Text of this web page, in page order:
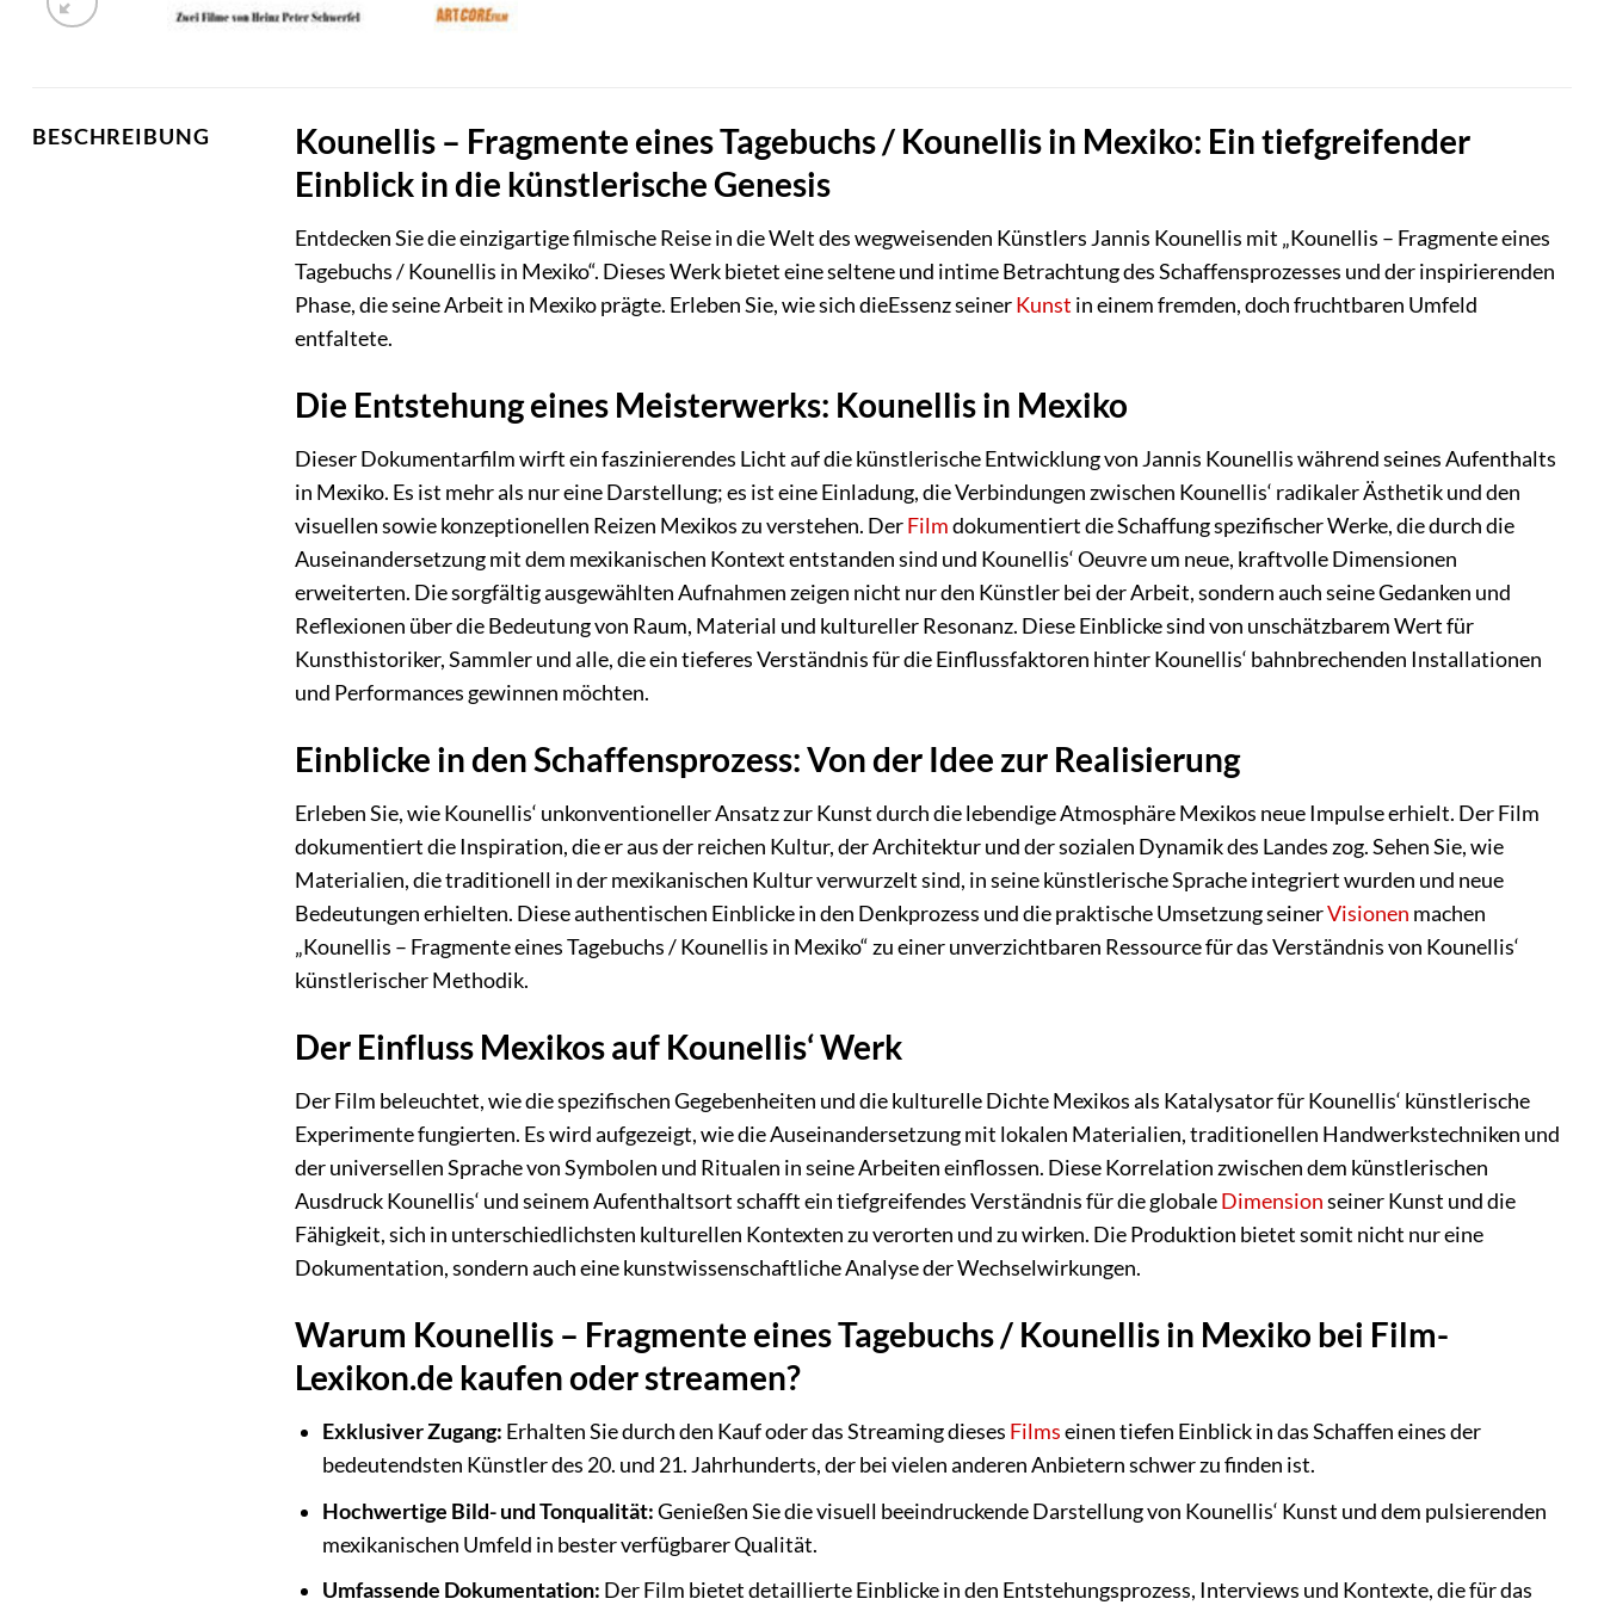
BESCHREIBUNG
Kounellis – Fragmente eines Tagebuchs / Kounellis in Mexiko: Ein tiefgreifender
Einblick in die künstlerische Genesis
Entdecken Sie die einzigartige filmische Reise in die Welt des wegweisenden Künstlers Jannis Kounellis mit „Kounellis – Fragmente eines
Tagebuchs / Kounellis in Mexiko“. Dieses Werk bietet eine seltene und intime Betrachtung des Schaffensprozesses und der inspirierenden
Phase, die seine Arbeit in Mexiko prägte. Erleben Sie, wie sich dieEssenz seinerKunst in einem fremden, doch fruchtbaren Umfeld
entfaltete.
Die Entstehung eines Meisterwerks: Kounellis in Mexiko
Dieser Dokumentarfilm wirft ein faszinierendes Licht auf die künstlerische Entwicklung von Jannis Kounellis während seines Aufenthalts
in Mexiko. Es ist mehr als nur eine Darstellung; es ist eine Einladung, die Verbindungen zwischen Kounellis‘ radikaler Ästhetik und den
visuellen sowie konzeptionellen Reizen Mexikos zu verstehen. DerFilmdokumentiert die Schaffung spezifischer Werke, die durch die
Auseinandersetzung mit dem mexikanischen Kontext entstanden sind und Kounellis‘ Oeuvre um neue, kraftvolle Dimensionen
erweiterten. Die sorgfältig ausgewählten Aufnahmen zeigen nicht nur den Künstler bei der Arbeit, sondern auch seine Gedanken und
Reflexionen über die Bedeutung von Raum, Material und kultureller Resonanz. Diese Einblicke sind von unschätzbarem Wert für
Kunsthistoriker, Sammler und alle, die ein tieferes Verständnis für die Einflussfaktoren hinter Kounellis‘ bahnbrechenden Installationen
und Performances gewinnen möchten.
Einblicke in den Schaffensprozess: Von der Idee zur Realisierung
Erleben Sie, wie Kounellis‘ unkonventioneller Ansatz zur Kunst durch die lebendige Atmosphäre Mexikos neue Impulse erhielt. Der Film
dokumentiert die Inspiration, die er aus der reichen Kultur, der Architektur und der sozialen Dynamik des Landes zog. Sehen Sie, wie
Materialien, die traditionell in der mexikanischen Kultur verwurzelt sind, in seine künstlerische Sprache integriert wurden und neue
Bedeutungen erhielten. Diese authentischen Einblicke in den Denkprozess und die praktische Umsetzung seinerVisionen machen
„Kounellis – Fragmente eines Tagebuchs / Kounellis in Mexiko“ zu einer unverzichtbaren Ressource für das Verständnis von Kounellis‘
künstlerischer Methodik.
Der Einfluss Mexikos auf Kounellis‘ Werk
Der Film beleuchtet, wie die spezifischen Gegebenheiten und die kulturelle Dichte Mexikos als Katalysator für Kounellis‘ künstlerische
Experimente fungierten. Es wird aufgezeigt, wie die Auseinandersetzung mit lokalen Materialien, traditionellen Handwerkstechniken und
der universellen Sprache von Symbolen und Ritualen in seine Arbeiten einflossen. Diese Korrelation zwischen dem künstlerischen
Ausdruck Kounellis‘ und seinem Aufenthaltsort schafft ein tiefgreifendes Verständnis für die globaleDimensionseiner Kunst und die
Fähigkeit, sich in unterschiedlichsten kulturellen Kontexten zu verorten und zu wirken. Die Produktion bietet somit nicht nur eine
Dokumentation, sondern auch eine kunstwissenschaftliche Analyse der Wechselwirkungen.
Warum Kounellis – Fragmente eines Tagebuchs / Kounellis in Mexiko bei Film-
Lexikon.de kaufen oder streamen?
Exklusiver Zugang: Erhalten Sie durch den Kauf oder das Streaming dieses Filmseinen tiefen Einblick in das Schaffen eines der
bedeutendsten Künstler des 20. und 21. Jahrhunderts, der bei vielen anderen Anbietern schwer zu finden ist.
Hochwertige Bild- und Tonqualität:Genießen Sie die visuell beeindruckende Darstellung von Kounellis‘ Kunst und dem pulsierenden
mexikanischen Umfeld in bester verfügbarer Qualität.
Umfassende Dokumentation: Der Film bietet detaillierte Einblicke in den Entstehungsprozess, Interviews und Kontexte, die für das